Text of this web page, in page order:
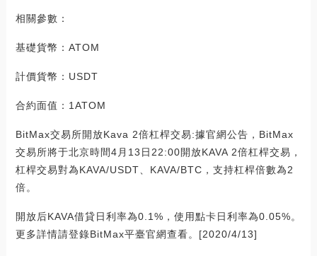
相關參數：
基礎貨幣：ATOM
計價貨幣：USDT
合約面值：1ATOM
BitMax交易所開放Kava 2倍杠桿交易:據官網公告，BitMax
交易所將于北京時間4月13日22:00開放KAVA 2倍杠桿交易，
杠桿交易對為KAVA/USDT、KAVA/BTC，支持杠桿倍數為2
倍。
開放后KAVA借貸日利率為0.1%，使用點卡日利率為0.05%。
更多詳情請登錄BitMax平臺官網查看。[2020/4/13]